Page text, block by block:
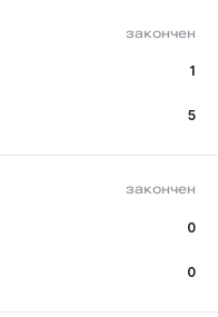
закончен
1
5
закончен
0
0